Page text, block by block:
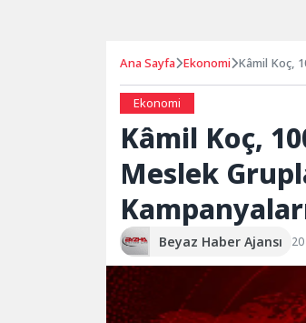
Ana Sayfa Ekonomi Kâmil Koç,
Ekonomi
Kâmil Koç,
Meslek
Beyaz Haber Ajansı